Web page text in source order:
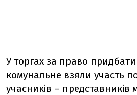
У торгах за право
комунальне взяли участь
учасників – представників